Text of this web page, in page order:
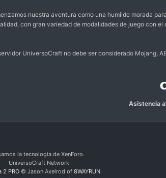
nuestra aventura como una humilde morada
con gran variedad de modalidades de juego con el
UniversoCraft no debe ser considerado Mojang,
Asistencia
la tecnología de XenForo.
UniversoCraft Network
2 PRO © Jason Axelrod of 8WAYRUN